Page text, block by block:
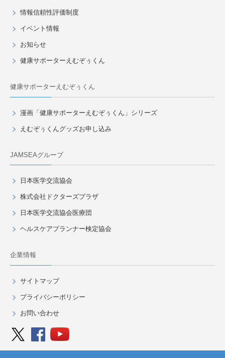
情報信頼性評価制度
イベント情報
お知らせ
健康サポーターえむぞぅくん
健康サポーターえむぞぅくん
漫画「健康サポーターえむぞぅくん」シリーズ
えむぞぅくんグッズお申し込み
JAMSEAグループ
日本医学交流協会
株式会社ドクターズプラザ
日本医学交流協会医療団
ヘルスケアプランナー検定協会
企業情報
サイトマップ
プライバシーポリシー
お問い合わせ